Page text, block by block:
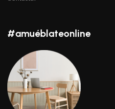
#amuéblateonline